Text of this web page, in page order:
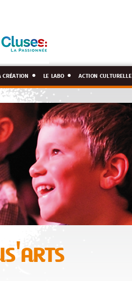
création le labo action culturelle